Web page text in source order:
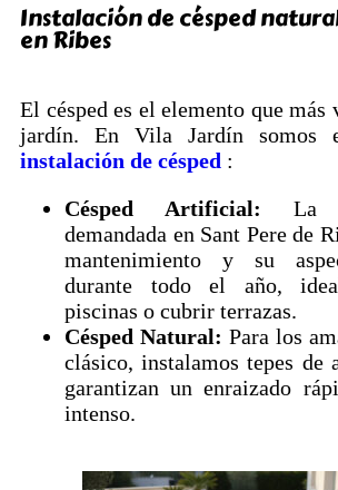
Instalación de césped
en Ribes
El césped es el elemento que más
jardín. En Vila Jardín somos
instalación de césped :
Césped Artificial: La
demandada en Sant Pere de
mantenimiento y su
durante todo el año,
piscinas o cubrir terrazas.
Césped Natural: Para los
clásico, instalamos tepes de
garantizan un enraizado
intenso.